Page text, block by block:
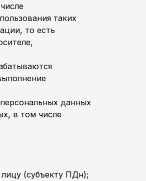
таких
то есть
данных
в том числе
(субъекту ПДн);